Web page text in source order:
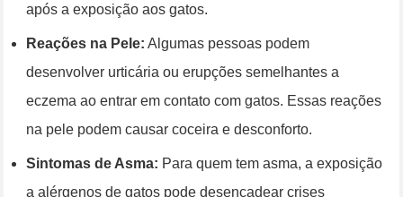
após a exposição aos gatos.
Reações na Pele: Algumas pessoas podem
desenvolver urticária ou erupções semelhantes a
eczema ao entrar em contato com gatos. Essas reações
na pele podem causar coceira e desconforto.
Sintomas de Asma: Para quem tem asma, a exposição
a alérgenos de gatos pode desencadear crises